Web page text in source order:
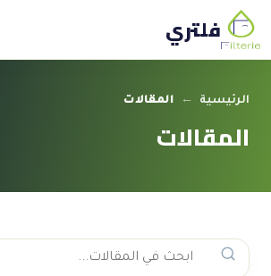
فلتري
الرئيسية ← المقالات
المقالات